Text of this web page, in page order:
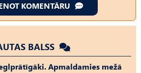
KOMENTĀRU
BALSS
Apmaldamies mežā